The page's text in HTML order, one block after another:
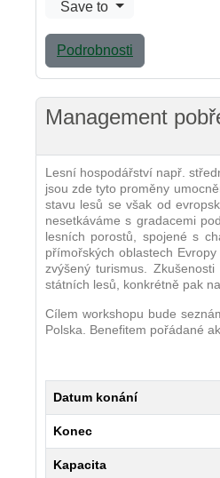
Save to
Podrobnosti
Management
Lesní hospodářství např.
jsou zde tyto proměny
stavu lesů se však od
nesetkáváme s gradacemi
lesních porostů, spojené s
přímořských oblastech
zvýšený turismus.
státních lesů, konkrétně pak
Cílem workshopu bude
Polska. Benefitem pořádané
Datum konání
Konec
Kapacita